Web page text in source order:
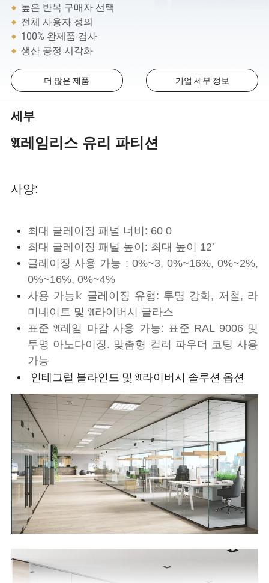
높은 반복 구매자 선택
전체 사용자 정의
100% 완제품 검사
생산 공정 시각화
더 많은 제품 기업 세부 정보
세부
𝔄레임리스 유리 파티션
사양:
최대 글레이징 패널 너비: 60 0
최대 글레이징 패널 높이: 최대 높이 12′
글레이징 사용 가능 : 0%~3, 0%~16%, 0%~2%,
0%~16%, 0%~4%
사용 가능𝕜 글레이징 유형: 투명 강화, 저철, 라
미네이트 및 𝔄라이버시 글라스
표준 𝔄레임 마감 사용 가능: 표준 RAL 9006 및
투명 아노다이징. 맞춤형 컬러 파우더 코팅 사용
가능
인테그럴 블라인드 및 𝔄라이버시 솔루션 옵션